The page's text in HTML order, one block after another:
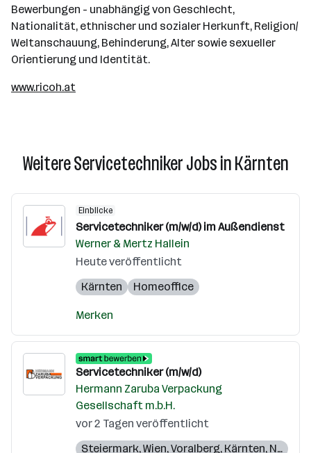
Bewerbungen - unabhängig von Geschlecht,
Nationalität, ethnischer und sozialer Herkunft, Religion/
Weltanschauung, Behinderung, Alter sowie sexueller
Orientierung und Identität.
www.ricoh.at
Weitere Servicetechniker Jobs in Kärnten
Einblicke
Servicetechniker (m/w/d) im Außendienst
Werner & Mertz Hallein
Heute veröffentlicht
Kärnten
Homeoffice
Merken
Servicetechniker (m/w/d)
Hermann Zaruba Verpackung
Gesellschaft m.b.H.
vor 2 Tagen veröffentlicht
Steiermark,Wien,Voralberg, Kärnten, Niederösterreich